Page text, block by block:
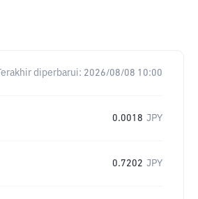
Terakhir diperbarui: 2026/08/08 10:00
0.0018 JPY
0.7202 JPY